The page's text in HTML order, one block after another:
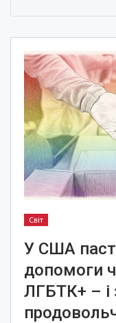
Світ
У США
допомоги
ЛГБТК+ – і